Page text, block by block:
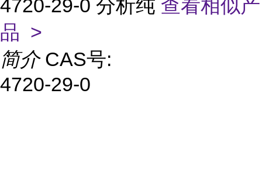
4720-29-0 分析纯 查看相似产
品 >
简介 CAS号:
4720-29-0